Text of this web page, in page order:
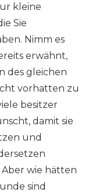
kleine
Sie
Nimm es
erwähnt,
des gleichen
vorhatten zu
besitzer
damit sie
und
wie hätten
sind